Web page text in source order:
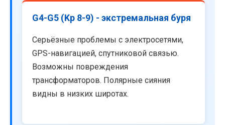
G4-G5 (Kp 8-9) - экстремальная буря
Серьёзные проблемы с электросетями,
GPS-навигацией, спутниковой связью.
Возможны повреждения
трансформаторов. Полярные сияния
видны в низких широтах.